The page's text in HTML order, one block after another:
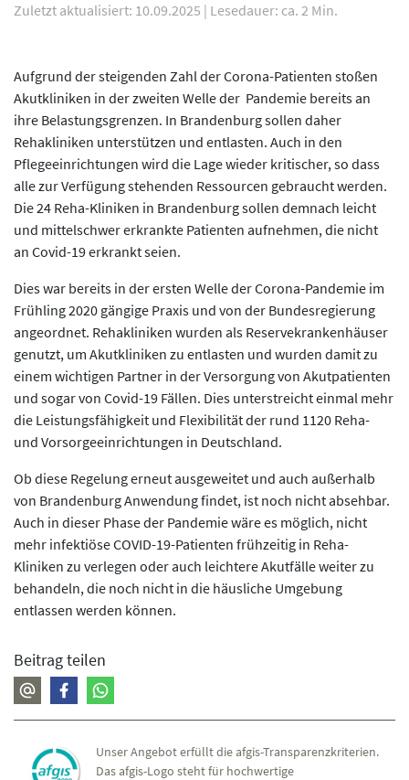
Zuletzt aktualisiert: 10.09.2025 | Lesedauer: ca. 2 Min.
Aufgrund der steigenden Zahl der Corona-Patienten stoßen
Akutkliniken in der zweiten Welle der Pandemie bereits an
ihre Belastungsgrenzen. In Brandenburg sollen daher
Rehakliniken unterstützen und entlasten. Auch in den
Pflegeeinrichtungen wird die Lage wieder kritischer, so dass
alle zur Verfügung stehenden Ressourcen gebraucht werden.
Die 24 Reha-Kliniken in Brandenburg sollen demnach leicht
und mittelschwer erkrankte Patienten aufnehmen, die nicht
an Covid-19 erkrankt seien.
Dies war bereits in der ersten Welle der Corona-Pandemie im
Frühling 2020 gängige Praxis und von der Bundesregierung
angeordnet. Rehakliniken wurden als Reservekrankenhäuser
genutzt, um Akutkliniken zu entlasten und wurden damit zu
einem wichtigen Partner in der Versorgung von Akutpatienten
und sogar von Covid-19 Fällen. Dies unterstreicht einmal mehr
die Leistungsfähigkeit und Flexibilität der rund 1120 Reha-
und Vorsorgeeinrichtungen in Deutschland.
Ob diese Regelung erneut ausgeweitet und auch außerhalb
von Brandenburg Anwendung findet, ist noch nicht absehbar.
Auch in dieser Phase der Pandemie wäre es möglich, nicht
mehr infektiöse COVID-19-Patienten frühzeitig in Reha-
Kliniken zu verlegen oder auch leichtere Akutfälle weiter zu
behandeln, die noch nicht in die häusliche Umgebung
entlassen werden können.
Beitrag teilen
Unser Angebot erfüllt die afgis-Transparenzkriterien.
Das afgis-Logo steht für hochwertige